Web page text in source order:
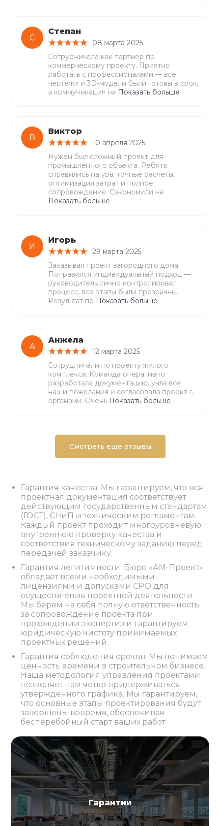
С
Степан
08 марта 2025
Сотрудничала как партнер по
коммерческому проекту. Приятно
работать с профессионалами — все
чертежи и 3D-модели были готовы в срок,
а коммуникация на Показать больше
В
Виктор
10 апреля 2025
Нужен был сложный проект для
промышленного объекта. Ребята
справились на ура: точные расчеты,
оптимизация затрат и полное
сопровождение. Сэкономили на
Показать больше
И
Игорь
29 марта 2025
Заказывал проект загородного дома.
Понравился индивидуальный подход —
руководитель лично контролировал
процесс, все этапы были прозрачны.
Результат пр Показать больше
А
Анжела
12 марта 2025
Сотрудничали по проекту жилого
комплекса. Команда оперативно
разработала документацию, учла все
наши пожелания и согласовала проект с
органами. Очень Показать больше
Смотреть еще отзывы
Гарантия качества: Мы гарантируем, что вся
проектная документация соответствует
действующим государственным стандартам
(ГОСТ), СНиП и техническим регламентам.
Каждый проект проходит многоуровневую
внутреннюю проверку качества и
соответствия техническому заданию перед
передачей заказчику.
Гарантия легитимности: Бюро «АМ-Проект»
обладает всеми необходимыми
лицензиями и допусками СРО для
осуществления проектной деятельности.
Мы берем на себя полную ответственность
за сопровождение проекта при
прохождении экспертиз и гарантируем
юридическую чистоту принимаемых
проектных решений.
Гарантия соблюдения сроков: Мы понимаем
ценность времени в строительном бизнесе.
Наша методология управления проектами
позволяет нам четко придерживаться
утвержденного графика. Мы гарантируем,
что основные этапы проектирования будут
завершены вовремя, обеспечивая
бесперебойный старт ваших работ.
Гарантии